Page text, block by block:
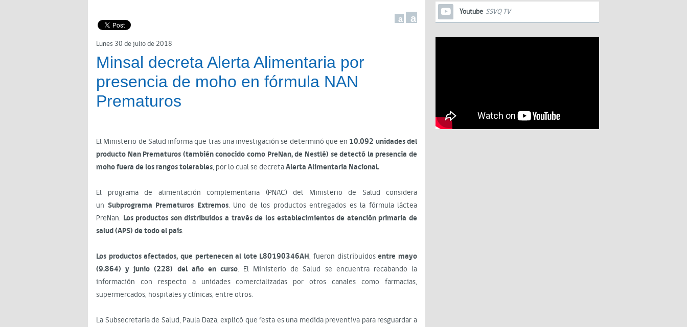
a a
Lunes 30 de julio de 2018
Minsal decreta Alerta Alimentaria por
presencia de moho en fórmula NAN
Prematuros
El Ministerio de Salud informa que tras una investigación se determinó que en 10.092 unidades del
producto Nan Prematuros (también conocido como PreNan, de Nestlé) se detectó la presencia de
moho fuera de los rangos tolerables, por lo cual se decretaAlerta Alimentaria Nacional.
El programa de alimentación complementaria (PNAC) del Ministerio de Salud considera
un Subprograma Prematuros Extremos. Uno de los productos entregados es la fórmula láctea
PreNan. Los productos son distribuidos a través de los establecimientos de atención primaria de
salud (APS) de todo el país.
Los productos afectados, que pertenecen al lote L80190346AH, fueron distribuidosentre mayo
(9.864) y junio (228) del año en curso. El Ministerio de Salud se encuentra recabando la
información con respecto a unidades comercializadas por otros canales como farmacias,
supermercados, hospitales y clínicas, entre otros.
La Subsecretaria de Salud, Paula Daza, explicó que “esta es una medida preventiva para resguardar a
Youtube SSVQ TV